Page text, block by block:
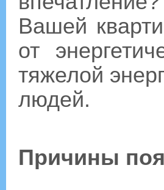
Вашей
от
тяжелой
людей.
Причины